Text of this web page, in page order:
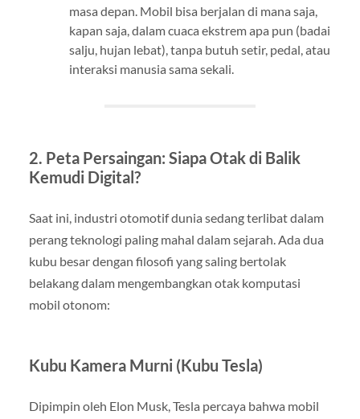
masa depan. Mobil bisa berjalan di mana saja,
kapan saja, dalam cuaca ekstrem apa pun (badai
salju, hujan lebat), tanpa butuh setir, pedal, atau
interaksi manusia sama sekali.
2. Peta Persaingan: Siapa Otak di Balik
Kemudi Digital?
Saat ini, industri otomotif dunia sedang terlibat dalam
perang teknologi paling mahal dalam sejarah. Ada dua
kubu besar dengan filosofi yang saling bertolak
belakang dalam mengembangkan otak komputasi
mobil otonom:
Kubu Kamera Murni (Kubu Tesla)
Dipimpin oleh Elon Musk, Tesla percaya bahwa mobil